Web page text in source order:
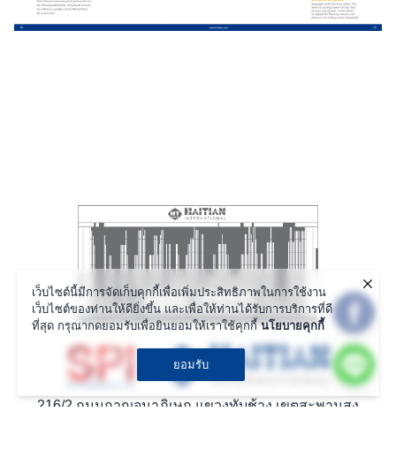
216/2 ถนนกาญจนาภิเษก แขวงทับช้าง เขตสะพานสูง
เว็บไซต์นี้มีการจัดเก็บคุกกี้เพื่อเพิ่มประสิทธิภาพในการใช้งาน
เว็บไซต์ของท่านให้ดียิ่งขึ้น และเพื่อให้ท่านได้รับการบริการที่ดี
ที่สุด กรุณากดยอมรับเพื่อยินยอมให้เราใช้คุกกี้นโยบายคุกกี้
ยอมรับ